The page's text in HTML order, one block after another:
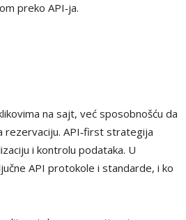
preko API‑ja.
na sajt, već sposobnošću da
rezervaciju. API‑first strategija
i kontrolu podataka. U
API protokole i standarde, i ko